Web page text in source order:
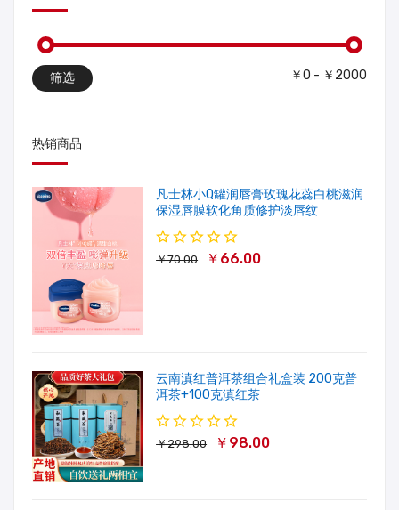
筛选 ￥0 - ￥2000
热销商品
凡士林小Q罐润唇膏玫瑰花蕊白桃滋润
保湿唇膜软化角质修护淡唇纹
￥70.00 ￥66.00
云南滇红普洱茶组合礼盒装 200克普
洱茶+100克滇红茶
￥298.00 ￥98.00